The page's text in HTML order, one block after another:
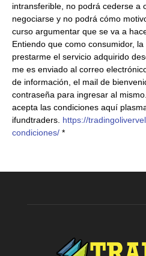
intransferible, no podrá cederse a
negociarse y no podrá cómo
curso argumentar que se va a
Entiendo que como consumidor,
prestarme el servicio adquirido
me es enviado al correo
de información, el mail de
contraseña para ingresar al
acepta las condiciones aquí
ifundtraders. https://
condiciones/ *